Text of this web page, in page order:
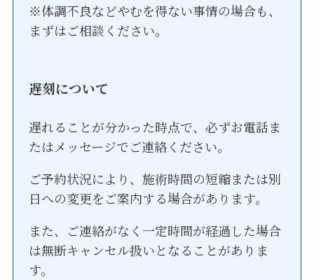
※体調不良などやむを得ない事情の場合も、
まずはご相談ください。
遅刻について
遅れることが分かった時点で、必ずお電話ま
たはメッセージでご連絡ください。
ご予約状況により、施術時間の短縮または別
日への変更をご案内する場合があります。
また、ご連絡がなく一定時間が経過した場合
は無断キャンセル扱いとなることがありま
す。